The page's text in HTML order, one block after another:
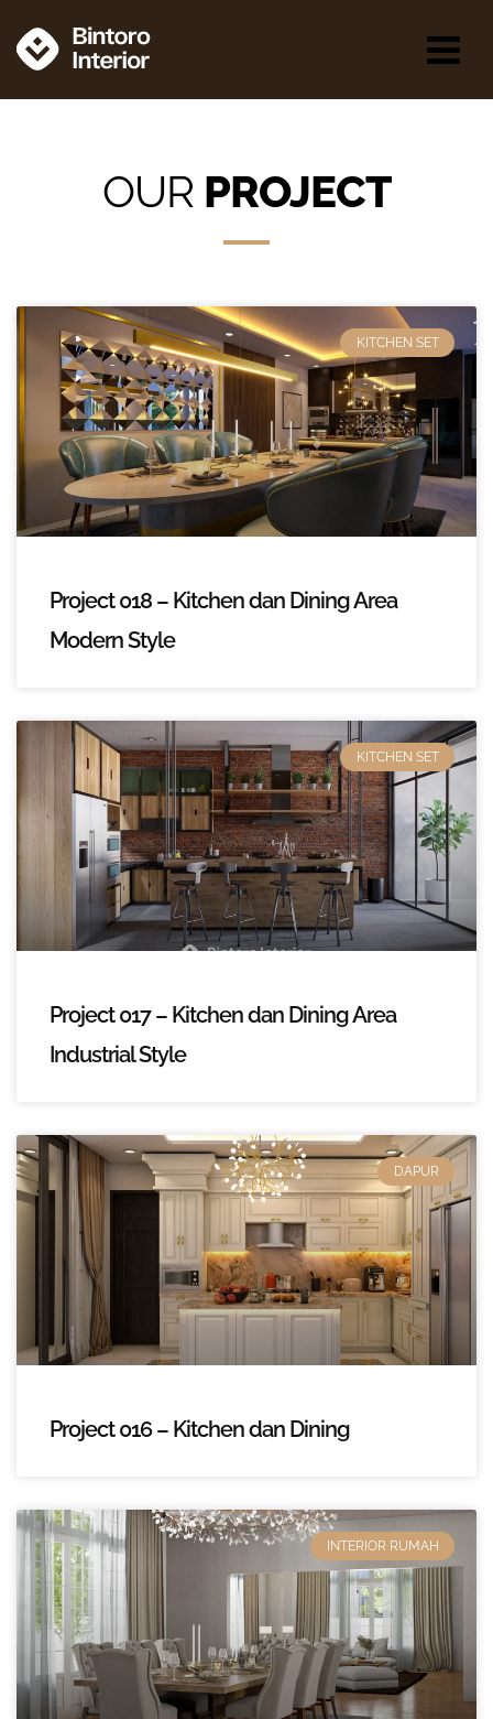
OUR PROJECT
KITCHEN SET
Project 018 – Kitchen dan Dining Area
Modern Style
KITCHEN SET
Project 017 – Kitchen dan Dining Area
Industrial Style
DAPUR
Project 016 – Kitchen dan Dining
INTERIOR RUMAH